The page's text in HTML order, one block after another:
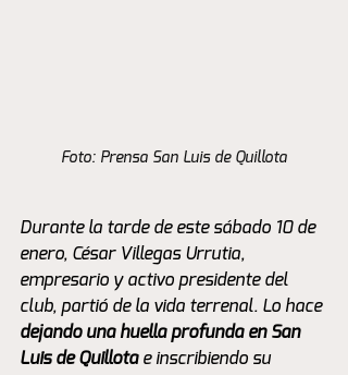
Foto: Prensa San Luis de Quillota
Durante la tarde de este sábado 10 de
enero, César Villegas Urrutia,
empresario y activo presidente del
club, partió de la vida terrenal. Lo hace
dejando una huella profunda en San
Luis de Quillota e inscribiendo su